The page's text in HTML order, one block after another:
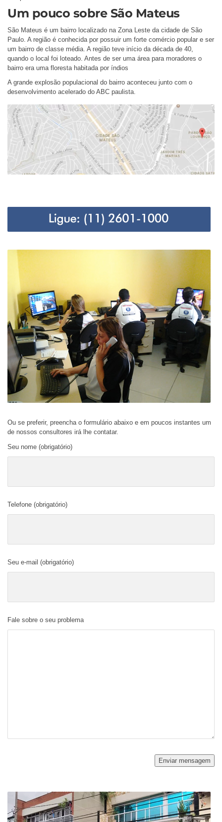
Um pouco sobre São Mateus
São Mateus é um bairro localizado na Zona Leste da cidade de São
Paulo. A região é conhecida por possuir um forte comércio popular e ser
um bairro de classe média. A região teve início da década de 40,
quando o local foi loteado. Antes de ser uma área para moradores o
bairro era uma floresta habitada por índios
A grande explosão populacional do bairro aconteceu junto com o
desenvolvimento acelerado do ABC paulista.
Ou se preferir, preencha o formulário abaixo e em poucos instantes um
de nossos consultores irá lhe contatar.
Seu nome (obrigatório)
Telefone (obrigatório)
Seu e-mail (obrigatório)
Fale sobre o seu problema